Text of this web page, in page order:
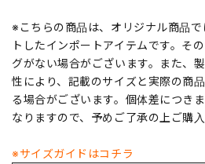
※こちらの商品は、オリジナル商品
トしたインポートアイテムです。そ
グがない場合がございます。また、
性により、記載のサイズと実際の商
る場合がございます。個体差につき
なりますので、予めご了承の上ご購
※サイズガイドはコチラ